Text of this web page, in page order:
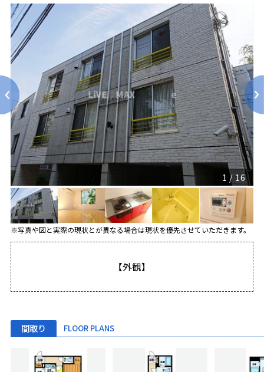
1 / 16
※写真や図と実際の現状とが異なる場合は現状を優先させていただきます。
【外観】
間取り FLOOR PLANS